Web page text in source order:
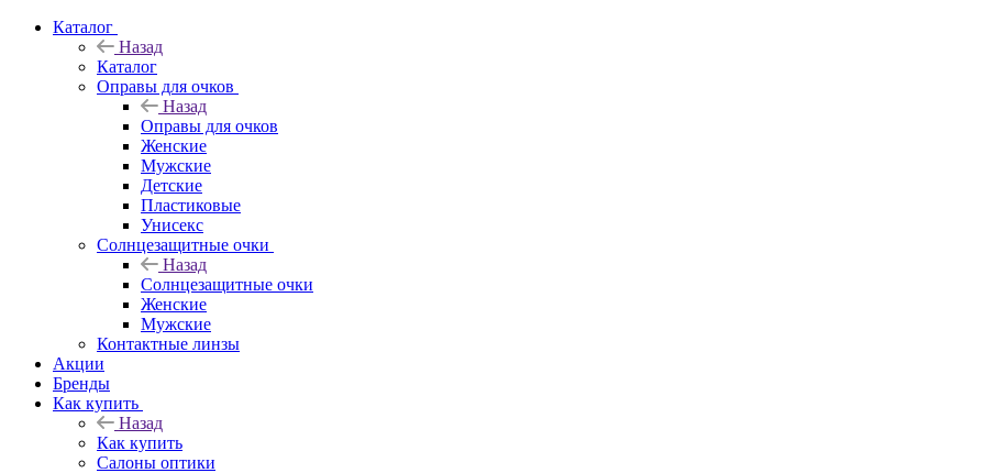
Каталог
Назад
Каталог
Оправы для очков
Назад
Оправы для очков
Женские
Мужские
Детские
Пластиковые
Унисекс
Солнцезащитные очки
Назад
Солнцезащитные очки
Женские
Мужские
Контактные линзы
Акции
Бренды
Как купить
Назад
Как купить
Салоны оптики